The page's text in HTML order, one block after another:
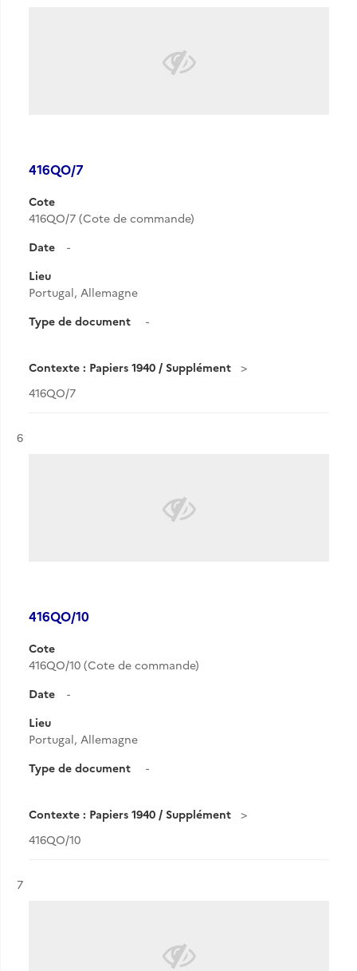
416QO/7
Cote
416QO/7 (Cote de commande)
Date
-
Lieu
Portugal, Allemagne
Type de document
-
Contexte : Papiers 1940 / Supplément
416QO/7
Résultat n°
6
416QO/10
Cote
416QO/10 (Cote de commande)
Date
-
Lieu
Portugal, Allemagne
Type de document
-
Contexte : Papiers 1940 / Supplément
416QO/10
Résultat n°
7